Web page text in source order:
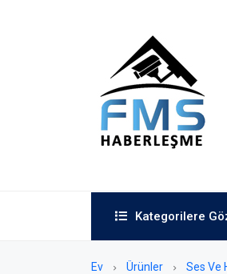
Kategorilere
Ev Ürünler Ses Ve